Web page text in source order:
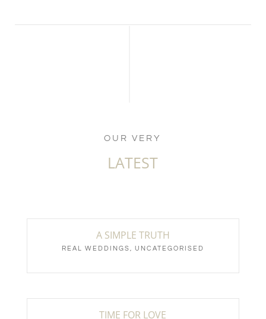
OUR VERY
LATEST
A SIMPLE TRUTH
REAL WEDDINGS, UNCATEGORISED
TIME FOR LOVE